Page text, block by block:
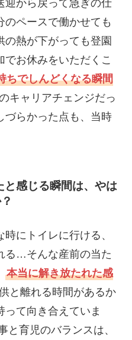
迎から戻って急ぎの仕
ペースで働かせても
の熱が下がっても登園
お休みをいただくこ
ちでしんどくなる瞬間
キャリアチェンジだっ
づらかった点も、当時
感じる瞬間は、やは
時にトイレに行ける、
る…そんな産前の当た
本当に解き放たれた感
と離れる時間があるか
って向き合えていま
と育児のバランスは、